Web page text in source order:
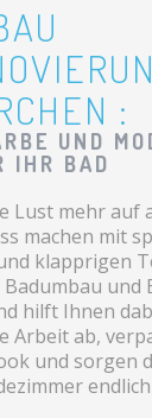
:
UND
IHR BAD
Lust mehr auf
machen mit
klapprigen
und
hilft Ihnen
Arbeit ab,
und sorgen